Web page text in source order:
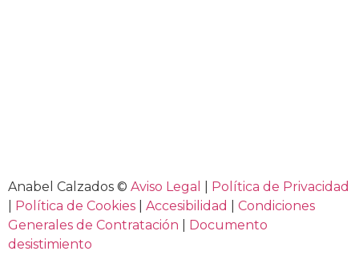
Anabel Calzados © Aviso Legal
Política de Privacidad
Política de Cookies Accesibilidad
Condiciones
Generales de Contratación
Documento
desistimiento